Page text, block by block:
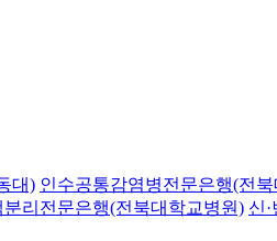
대) 인수공통감염병전문은행(전북
분리전문은행(전북대학교병원) 신